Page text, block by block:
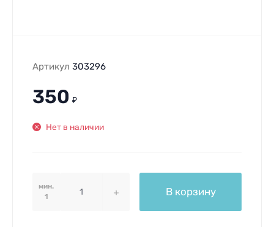
Артикул 303296
350 ₽
Нет в наличии
мин.
1
В корзину